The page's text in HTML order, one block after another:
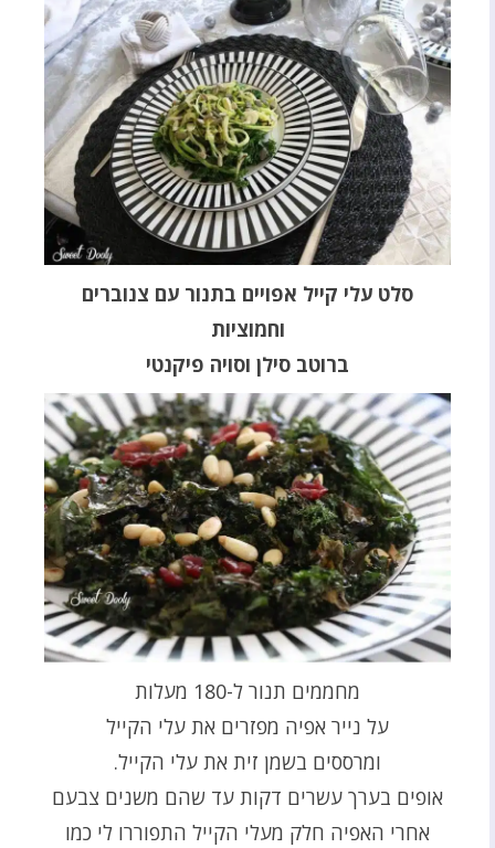
סלט עלי קייל אפויים בתנור עם צנוברים
וחמוציות
ברוטב סילן וסויה פיקנטי
מחממים תנור ל-180 מעלות
על נייר אפיה מפזרים את עלי הקייל
ומרססים בשמן זית את עלי הקייל.
אופים בערך עשרים דקות עד שהם משנים צבעם
אחרי האפיה חלק מעלי הקייל התפוררו לי כמו